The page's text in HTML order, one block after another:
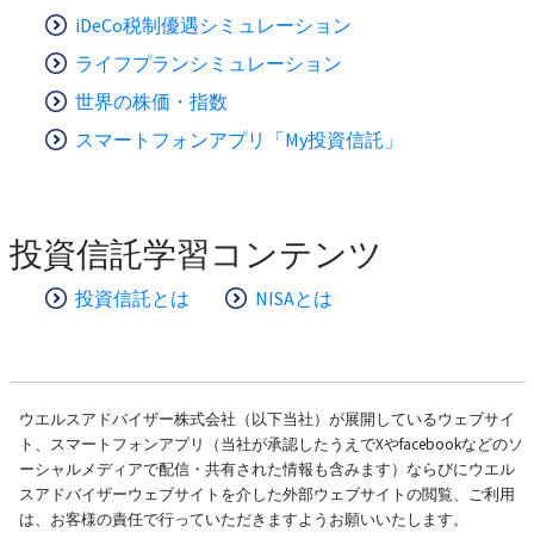
iDeCo税制優遇シミュレーション
ライフプランシミュレーション
世界の株価・指数
スマートフォンアプリ「My投資信託」
投資信託学習コンテンツ
投資信託とは NISAとは
ウエルスアドバイザー株式会社（以下当社）が展開しているウェブサイ
ト、スマートフォンアプリ（当社が承認したうえでXやfacebookなどのソ
ーシャルメディアで配信・共有された情報も含みます）ならびにウエル
スアドバイザーウェブサイトを介した外部ウェブサイトの閲覧、ご利用
は、お客様の責任で行っていただきますようお願いいたします。